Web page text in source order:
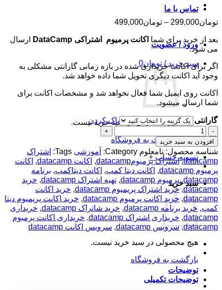
تماس با ما
ورود / عضویت
سبد خرید / تومان0
هیچ محصولی در سبد خرید نیست.
بازگشت به فروشگاه
تسویه حساب +
سبد خرید
هیچ محصولی در سبد خرید نیست.
بازگشت به فروشگاه
تومان299,000
– تومان499,000محدوده
تومان299,000
بعد از خرید برای شما اکانت پرمیوم اشتراکی DataCamp
ارسال
می شود.
اگر برای اکانت خریداری شده در بازه زمانی گارانتی مشکلی به
وجود آید اکانت دیگری تحویل شما داده خواهد شد.
اکانت روی ایمیل شما فعال نخواهد شد و مشخصات اکانت برای
شما ارسال میشود.
گارانتی
پاک کردن
اکانت
پرمیوم
DataCamp
-
سایت
و
برنامه
آموزش
برنامه
نویسی
عدد
افزودن به سبد خرید
شناسه محصول:نامعلوم Category: آموزشی Tags:
اشتراک
datacamp
,اشتراک پرمیومdatacamp , اکانت datacamp , اکانت
پرمیوم datacamp
, اکانت دیتا کمپ, اکانت دیتاکمپ, برنامه
datacamp
,پرمیوم datacamp , تهیه اشتراک datacamp , خرید
datacamp
,خرید اشتراک پریمیوم datacamp , خرید اکانت
datacamp
,خرید اکانت پرمیوم datacamp , خرید اکانت پریمیوم دیتا
کمپ, خرید برنامه datacamp , خرید شاتراک datacamp , خریداری
datacamp
, خریداری اشتراک datacamp , خریداری اکانت پرمیوم
datacamp
,سرویس datacamp , سرویس اکانت datacamp
توضیحات
توضیحات تکمیلی